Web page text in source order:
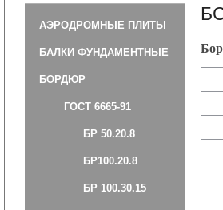
АЭРОДРОМНЫЕ ПЛИТЫ
БАЛКИ ФУНДАМЕНТНЫЕ
БОРДЮР
ГОСТ 6665-91
БР 50.20.8
БР100.20.8
БР 100.30.15